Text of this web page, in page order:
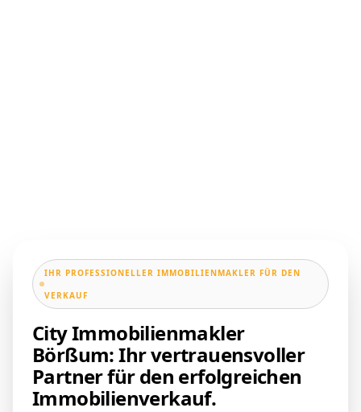
IHR PROFESSIONELLER IMMOBILIENMAKLER FÜR DEN
VERKAUF
City Immobilienmakler
Börßum: Ihr vertrauensvoller
Partner für den erfolgreichen
Immobilienverkauf.